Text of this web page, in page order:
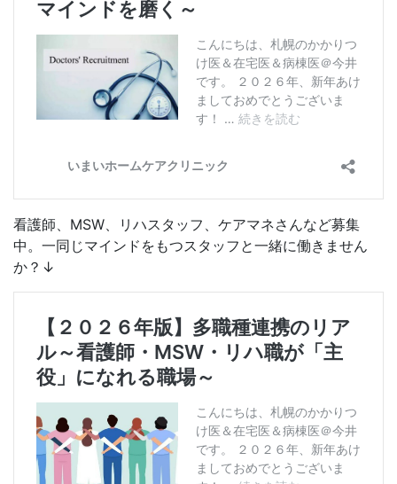
看護師、MSW、リハスタッフ、ケアマネさんなど募集
中。一同じマインドをもつスタッフと一緒に働きません
か？↓